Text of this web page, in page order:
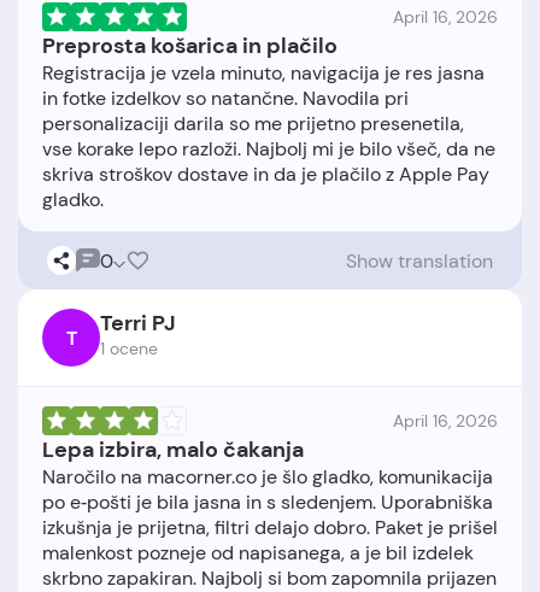
April 16, 2026
Preprosta košarica in plačilo
Registracija je vzela minuto, navigacija je res jasna
in fotke izdelkov so natančne. Navodila pri
personalizaciji darila so me prijetno presenetila,
vse korake lepo razloži. Najbolj mi je bilo všeč, da ne
skriva stroškov dostave in da je plačilo z Apple Pay
0 Show translation
T Terri PJ
1 ocene
April 16, 2026
Lepa izbira, malo čakanja
Naročilo na macorner.co je šlo gladko, komunikacija
po e‑pošti je bila jasna in s sledenjem. Uporabniška
izkušnja je prijetna, filtri delajo dobro. Paket je prišel
malenkost pozneje od napisanega, a je bil izdelek
skrbno zapakiran. Najbolj si bom zapomnila prijazen